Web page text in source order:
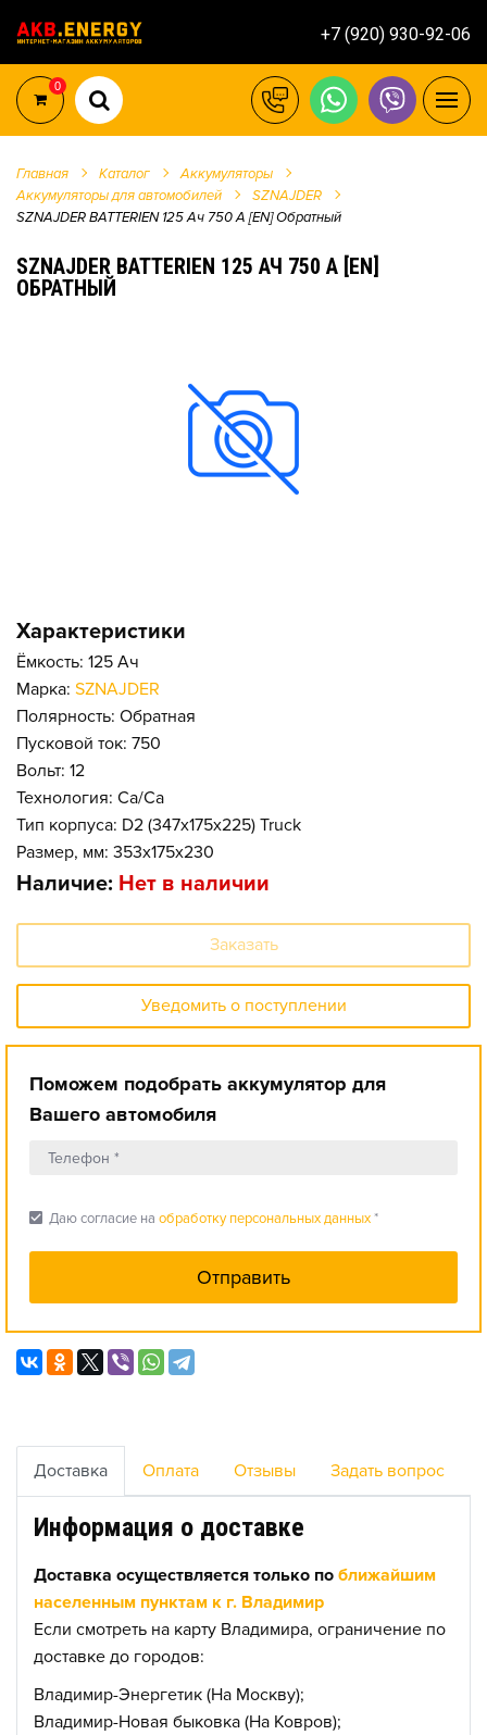
+7 (920) 930-92-06
0
Главная Каталог
Аккумуляторы
Аккумуляторы для автомобилей
SZNAJDER
SZNAJDER BATTERIEN 125 Ач 750 А [EN] Обратный
SZNAJDER BATTERIEN 125 АЧ 750 А [EN]
ОБРАТНЫЙ
Характеристики
Ёмкость: 125 Ач
Марка: SZNAJDER
Полярность: Обратная
Пусковой ток: 750
Вольт: 12
Технология: Ca/Ca
Тип корпуса: D2 (347x175x225) Truck
Размер, мм: 353x175x230
Наличие: Нет в наличии
Заказать
Уведомить о поступлении
Поможем подобрать аккумулятор для
Вашего автомобиля
check_box Даю согласие на обработку персональных данных*
Доставка Оплата Отзывы Задать вопрос
Информация о доставке
Доставка осуществляется только по ближайшим
населенным пунктам к г. Владимир
Если смотреть на карту Владимира, ограничение по
доставке до городов:
Владимир-Энергетик (На Москву);
Владимир-Новая быковка (На Ковров);